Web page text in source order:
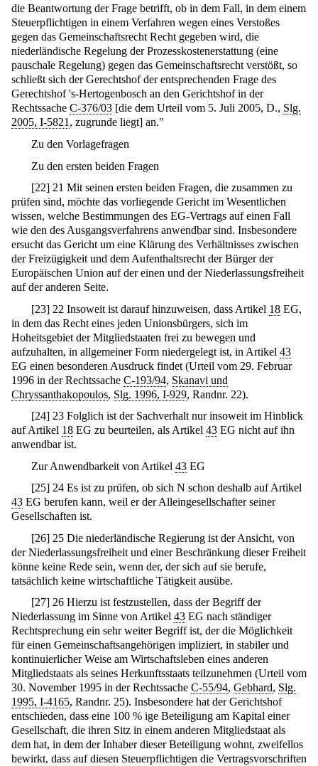
die Beantwortung der Frage betrifft, ob in dem Fall, in dem einem
Steuerpflichtigen in einem Verfahren wegen eines Verstoßes
gegen das Gemeinschaftsrecht Recht gegeben wird, die
niederländische Regelung der Prozesskostenerstattung (eine
pauschale Regelung) gegen das Gemeinschaftsrecht verstößt, so
schließt sich der Gerechtshof der entsprechenden Frage des
Gerechtshof 's-Hertogenbosch an den Gerichtshof in der
Rechtssache C-376/03 [die dem Urteil vom 5. Juli 2005, D., Slg.
2005, I-5821, zugrunde liegt] an."
Zu den Vorlagefragen
Zu den ersten beiden Fragen
[22] 21 Mit seinen ersten beiden Fragen, die zusammen zu
prüfen sind, möchte das vorliegende Gericht im Wesentlichen
wissen, welche Bestimmungen des EG-Vertrags auf einen Fall
wie den des Ausgangsverfahrens anwendbar sind. Insbesondere
ersucht das Gericht um eine Klärung des Verhältnisses zwischen
der Freizügigkeit und dem Aufenthaltsrecht der Bürger der
Europäischen Union auf der einen und der Niederlassungsfreiheit
auf der anderen Seite.
[23] 22 Insoweit ist darauf hinzuweisen, dass Artikel 18 EG,
in dem das Recht eines jeden Unionsbürgers, sich im
Hoheitsgebiet der Mitgliedstaaten frei zu bewegen und
aufzuhalten, in allgemeiner Form niedergelegt ist, in Artikel 43
EG einen besonderen Ausdruck findet (Urteil vom 29. Februar
1996 in der Rechtssache C-193/94, Skanavi und
Chryssanthakopoulos, Slg. 1996, I-929, Randnr. 22).
[24] 23 Folglich ist der Sachverhalt nur insoweit im Hinblick
auf Artikel 18 EG zu beurteilen, als Artikel 43 EG nicht auf ihn
anwendbar ist.
Zur Anwendbarkeit von Artikel43 EG
[25] 24 Es ist zu prüfen, ob sich N schon deshalb auf Artikel
43 EG berufen kann, weil er der Alleingesellschafter seiner
Gesellschaften ist.
[26] 25 Die niederländische Regierung ist der Ansicht, von
der Niederlassungsfreiheit und einer Beschränkung dieser Freiheit
könne keine Rede sein, wenn der, der sich auf sie berufe,
tatsächlich keine wirtschaftliche Tätigkeit ausübe.
[27] 26 Hierzu ist festzustellen, dass der Begriff der
Niederlassung im Sinne von Artikel 43 EG nach ständiger
Rechtsprechung ein sehr weiter Begriff ist, der die Möglichkeit
für einen Gemeinschaftsangehörigen impliziert, in stabiler und
kontinuierlicher Weise am Wirtschaftsleben eines anderen
Mitgliedstaats als seines Herkunftsstaats teilzunehmen (Urteil vom
30. November 1995 in der Rechtssache C-55/94, Gebhard, Slg.
1995, I-4165, Randnr. 25). Insbesondere hat der Gerichtshof
entschieden, dass eine 100 % ige Beteiligung am Kapital einer
Gesellschaft, die ihren Sitz in einem anderen Mitgliedstaat als
dem hat, in dem der Inhaber dieser Beteiligung wohnt, zweifellos
bewirkt, dass auf diesen Steuerpflichtigen die Vertragsvorschriften